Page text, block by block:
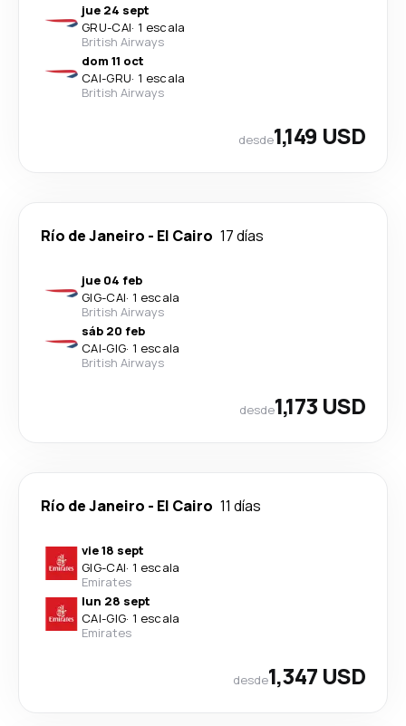
jue 24 sept
GRU-CAI· 1 escala
British Airways
dom 11 oct
CAI-GRU· 1 escala
British Airways
desde1,149 USD
Río de Janeiro - El Cairo 17 días
jue 04 feb
GIG-CAI· 1 escala
British Airways
sáb 20 feb
CAI-GIG· 1 escala
British Airways
desde1,173 USD
Río de Janeiro - El Cairo 11 días
vie 18 sept
GIG-CAI· 1 escala
Emirates
lun 28 sept
CAI-GIG· 1 escala
Emirates
desde1,347 USD